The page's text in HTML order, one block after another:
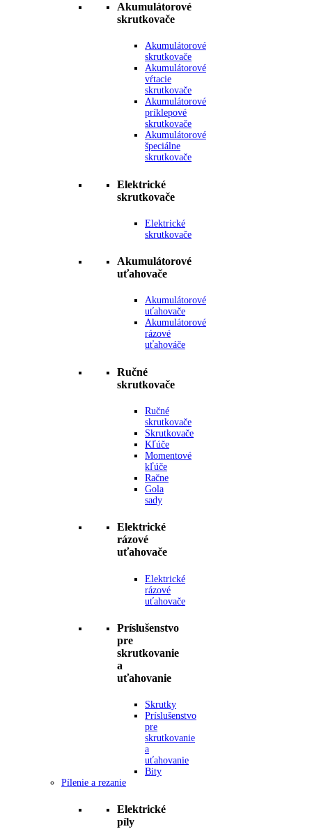
Akumulátorové
skrutkovače
Akumulátorové
skrutkovače
Akumulátorové
vŕtacie
skrutkovače
Akumulátorové
príklepové
skrutkovače
Akumulátorové
špeciálne
skrutkovače
Elektrické
skrutkovače
Elektrické
skrutkovače
Akumulátorové
uťahovače
Akumulátorové
uťahovače
Akumulátorové
rázové
uťahováče
Ručné
skrutkovače
Ručné
skrutkovače
Skrutkovače
Kľúče
Momentové
kľúče
Račne
Gola
sady
Elektrické
rázové
uťahovače
Elektrické
rázové
uťahovače
Príslušenstvo
pre
skrutkovanie
a
uťahovanie
Skrutky
Príslušenstvo
pre
skrutkovanie
a
uťahovanie
Bity
Pílenie a rezanie
Elektrické
píly